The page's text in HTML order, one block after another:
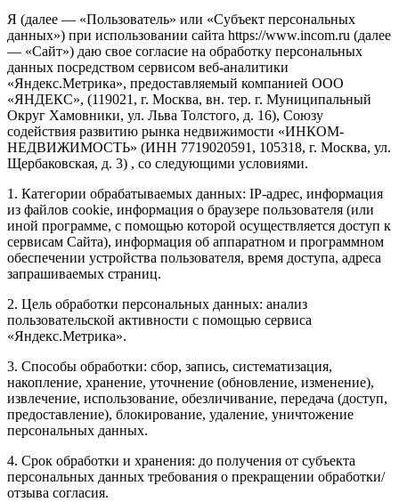
Я (далее — «Пользователь» или «Субъект персональных
данных») при использовании сайта https://www.incom.ru (далее
— «Сайт») даю свое согласие на обработку персональных
данных посредством сервисом веб-аналитики
«Яндекс.Метрика», предоставляемый компанией ООО
«ЯНДЕКС», (119021, г. Москва, вн. тер. г. Муниципальный
Округ Хамовники, ул. Льва Толстого, д. 16), Союзу
содействия развитию рынка недвижимости «ИНКОМ-
НЕДВИЖИМОСТЬ» (ИНН 7719020591, 105318, г. Москва, ул.
Щербаковская, д. 3) , со следующими условиями.
1. Категории обрабатываемых данных: IP-адрес, информация
из файлов cookie, информация о браузере пользователя (или
иной программе, с помощью которой осуществляется доступ к
сервисам Сайта), информация об аппаратном и программном
обеспечении устройства пользователя, время доступа, адреса
запрашиваемых страниц.
2. Цель обработки персональных данных: анализ
пользовательской активности с помощью сервиса
«Яндекс.Метрика».
3. Способы обработки: сбор, запись, систематизация,
накопление, хранение, уточнение (обновление, изменение),
извлечение, использование, обезличивание, передача (доступ,
предоставление), блокирование, удаление, уничтожение
персональных данных.
4. Срок обработки и хранения: до получения от субъекта
персональных данных требования о прекращении обработки/
отзыва согласия.